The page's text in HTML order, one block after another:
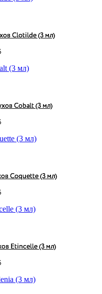
Clotilde (3 мл)
Cobalt (3 мл)
Coquette (3 мл)
Etincelle (3 мл)